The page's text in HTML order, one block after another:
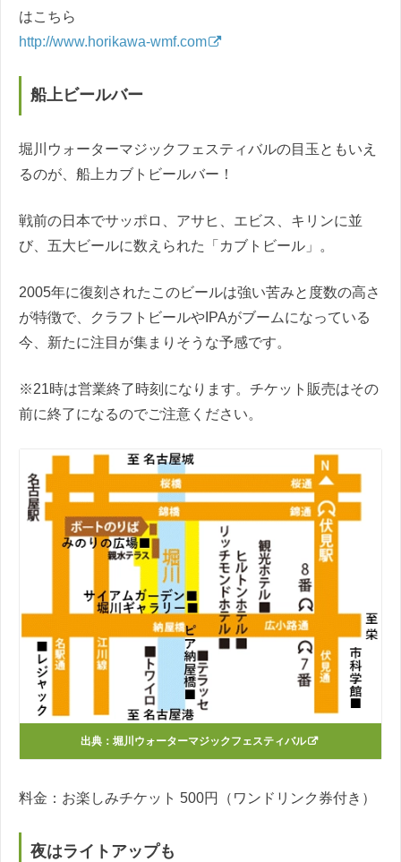
はこちら
http://www.horikawa-wmf.com
船上ビールバー
堀川ウォーターマジックフェスティバルの目玉ともいえ
るのが、船上カブトビールバー！
戦前の日本でサッポロ、アサヒ、エビス、キリンに並
び、五大ビールに数えられた「カブトビール」。
2005年に復刻されたこのビールは強い苦みと度数の高さ
が特徴で、クラフトビールやIPAがブームになっている
今、新たに注目が集まりそうな予感です。
※21時は営業終了時刻になります。チケット販売はその
前に終了になるのでご注意ください。
出典： 堀川ウォーターマジックフェスティバル
料金：お楽しみチケット 500円（ワンドリンク券付き）
夜はライトアップも